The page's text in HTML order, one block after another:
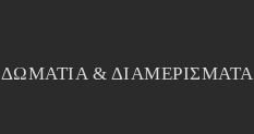
ΔΩΜΑΤΙΑ & ΔΙΑΜΕΡΙΣΜΑΤΑ